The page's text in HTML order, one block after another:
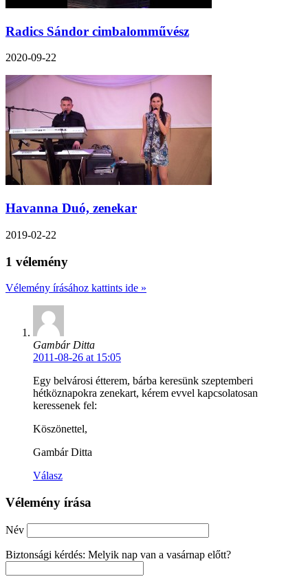
Radics Sándor cimbalomművész
2020-09-22
Havanna Duó, zenekar
2019-02-22
1 vélemény
Vélemény írásához kattints ide »
Gambár Ditta
2011-08-26 at 15:05
Egy belvárosi étterem, bárba keresünk szeptemberi
hétköznapokra zenekart, kérem evvel kapcsolatosan
keressenek fel:
Köszönettel,
Gambár Ditta
Válasz
Vélemény írása
Név
Biztonsági kérdés: Melyik nap van a vasárnap előtt?